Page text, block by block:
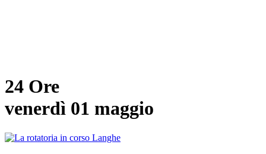
24 Ore
venerdì 01 maggio